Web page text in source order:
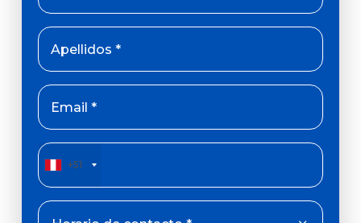
Apellidos *
Email *
+51